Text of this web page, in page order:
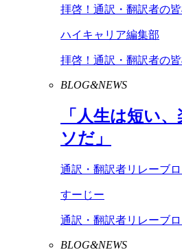
拝啓！通訳・翻訳者の
ハイキャリア編集部
拝啓！通訳・翻訳者の
BLOG&NEWS
「人生は短い
ソだ」
通訳・翻訳者リレーブ
すーじー
通訳・翻訳者リレーブ
BLOG&NEWS